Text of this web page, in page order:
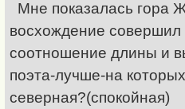
Мне показалась гора
восхождение
соотношение длины и
поэта-лучше-на
северная?(спокойная)